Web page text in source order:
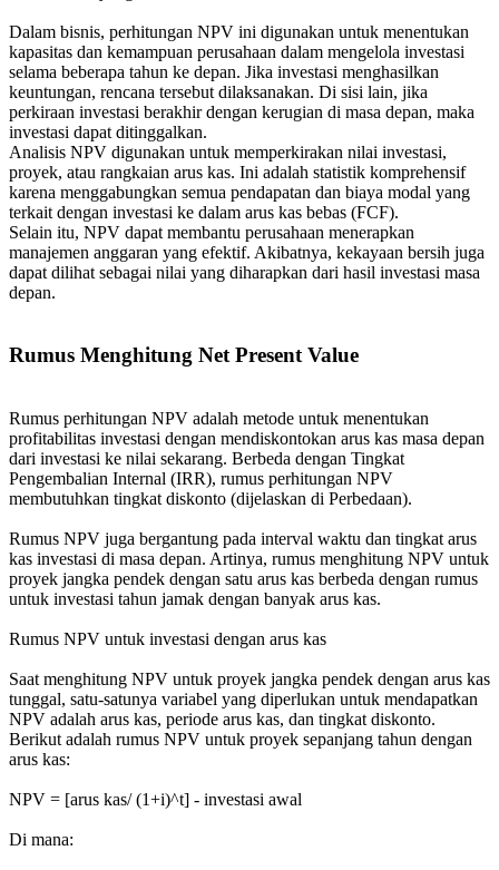
Dalam bisnis, perhitungan NPV ini digunakan untuk menentukan
kapasitas dan kemampuan perusahaan dalam mengelola investasi
selama beberapa tahun ke depan. Jika investasi menghasilkan
keuntungan, rencana tersebut dilaksanakan. Di sisi lain, jika
perkiraan investasi berakhir dengan kerugian di masa depan, maka
investasi dapat ditinggalkan.
Analisis NPV digunakan untuk memperkirakan nilai investasi,
proyek, atau rangkaian arus kas. Ini adalah statistik komprehensif
karena menggabungkan semua pendapatan dan biaya modal yang
terkait dengan investasi ke dalam arus kas bebas (FCF).
Selain itu, NPV dapat membantu perusahaan menerapkan
manajemen anggaran yang efektif. Akibatnya, kekayaan bersih juga
dapat dilihat sebagai nilai yang diharapkan dari hasil investasi masa
depan.
Rumus Menghitung Net Present Value
Rumus perhitungan NPV adalah metode untuk menentukan
profitabilitas investasi dengan mendiskontokan arus kas masa depan
dari investasi ke nilai sekarang. Berbeda dengan Tingkat
Pengembalian Internal (IRR), rumus perhitungan NPV
membutuhkan tingkat diskonto (dijelaskan di Perbedaan).
Rumus NPV juga bergantung pada interval waktu dan tingkat arus
kas investasi di masa depan. Artinya, rumus menghitung NPV untuk
proyek jangka pendek dengan satu arus kas berbeda dengan rumus
untuk investasi tahun jamak dengan banyak arus kas.
Rumus NPV untuk investasi dengan arus kas
Saat menghitung NPV untuk proyek jangka pendek dengan arus kas
tunggal, satu-satunya variabel yang diperlukan untuk mendapatkan
NPV adalah arus kas, periode arus kas, dan tingkat diskonto.
Berikut adalah rumus NPV untuk proyek sepanjang tahun dengan
arus kas:
NPV = [arus kas/ (1+i)^t] - investasi awal
Di mana: